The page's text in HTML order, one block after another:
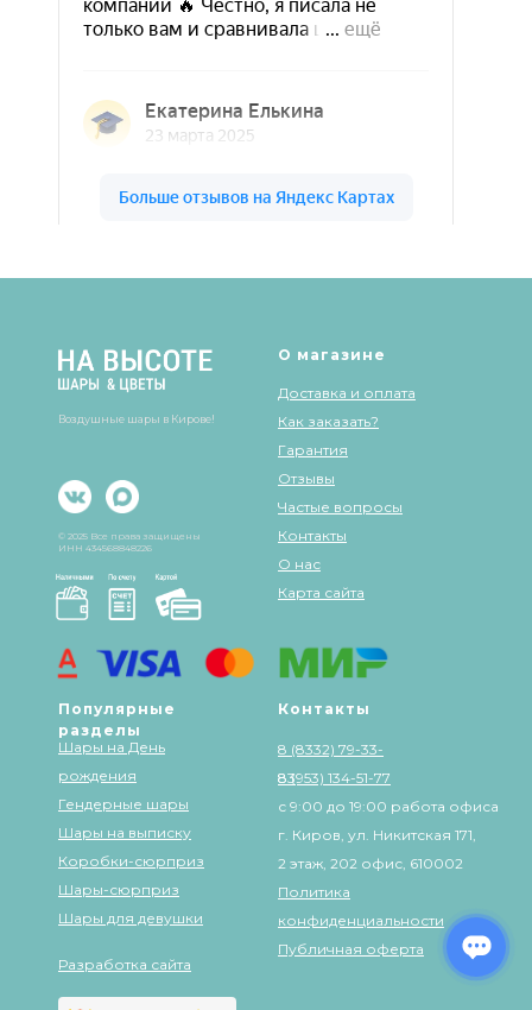
О магазине
Доставка и оплата
Популярные
разделы
Шары на День
рождения
Контакты
© 2025 Все права защищены
Как заказать?
Гарантия
Отзывы
Частые вопросы
Контакты
О нас
Гендерные шары
Шары на выписку
Коробки-сюрприз
Шары-сюрприз
Шары для девушки
8 (8332) 79-33-
83
8 (953) 134-51-77
с 9:00 до 19:00 работа офиса
г. Киров, ул. Никитская 171,
2 этаж, 202 офис, 610002
ИНН 434568848226
Политика
конфиденциальности
Публичная оферта
Карта сайта
Воздушные шары в Кирове!
Разработка сайта